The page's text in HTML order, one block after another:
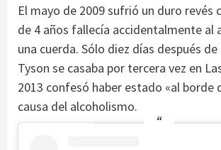
El mayo de 2009 sufrió un duro revés
de 4 años fallecía accidentalmente al
una cuerda. Sólo diez días después
Tyson se casaba por tercera vez en
2013 confesó haber estado «al borde
causa del alcoholismo.